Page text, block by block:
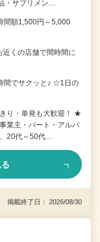
・サプリメン…
間額1,500円～5,000
くの店舗で間時間に
間でサクッと♪ ☆1日の
り・単発も大歓迎！ ★
業主・パート・アルバ
20代～50代…
掲載終了日： 2026/08/30